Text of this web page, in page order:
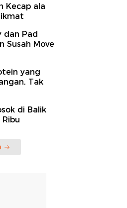
Kecap ala
dan Pad
Susah Move
yang
Tak
di Balik